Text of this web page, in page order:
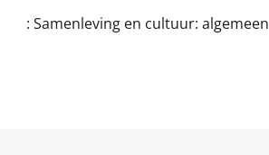
: Samenleving en cultuur: algemeen